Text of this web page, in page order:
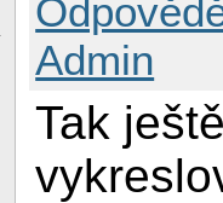
Admin
Tak